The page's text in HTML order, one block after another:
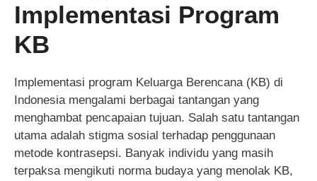
Implementasi Program
KB
Implementasi program Keluarga Berencana (KB) di
Indonesia mengalami berbagai tantangan yang
menghambat pencapaian tujuan. Salah satu tantangan
utama adalah stigma sosial terhadap penggunaan
metode kontrasepsi. Banyak individu yang masih
terpaksa mengikuti norma budaya yang menolak KB,